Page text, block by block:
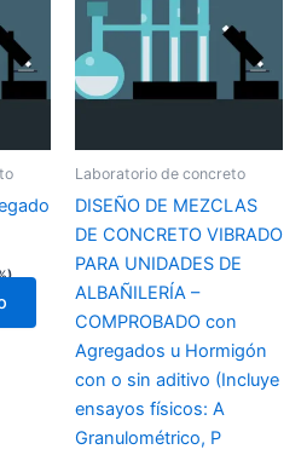
Laboratorio de concreto
DISEÑO DE MEZCLAS
DE CONCRETO VIBRADO
PARA UNIDADES DE
ALBAÑILERÍA –
COMPROBADO con
Agregados u Hormigón
con o sin aditivo (Incluye
ensayos físicos: A
Granulométrico, P